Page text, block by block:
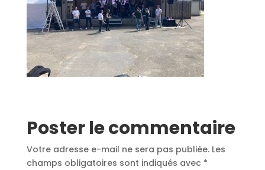
Poster le commentaire
Votre adresse e-mail ne sera pas publiée. Les
champs obligatoires sont indiqués avec *